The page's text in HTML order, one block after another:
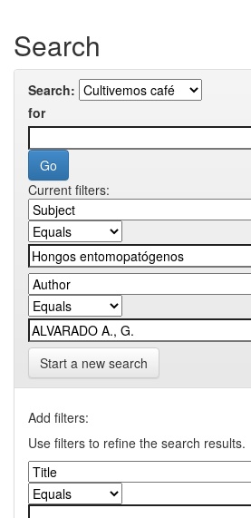
Search
Search:
for
Current filters:
Start a new search
Add filters:
Use filters to refine the search results.